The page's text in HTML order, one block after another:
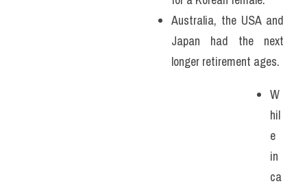
Australia, the USA and
Japan had the next
longer retirement ages.
W
hil
e
in
ca